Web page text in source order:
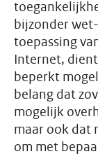
bijzonder
toepassing
Internet,
beperkt
belang dat
mogelijk
maar ook dat
om met